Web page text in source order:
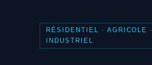
RÉSIDENTIEL · AGRICOLE ·
INDUSTRIEL